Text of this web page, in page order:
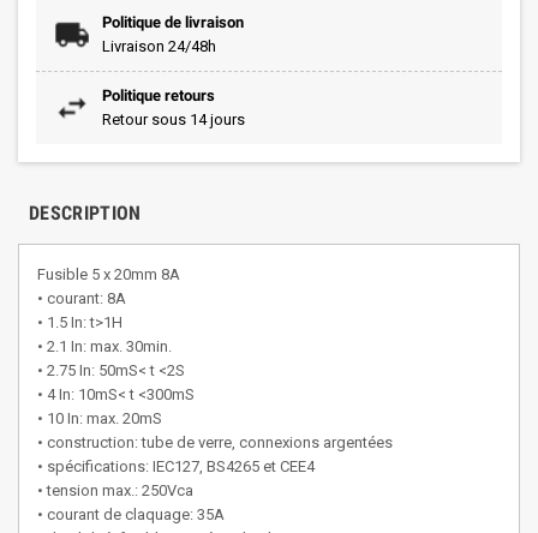
Politique de livraison
Livraison 24/48h
Politique retours
Retour sous 14 jours
DESCRIPTION
Fusible 5 x 20mm 8A
• courant: 8A
• 1.5 In: t>1H
• 2.1 In: max. 30min.
• 2.75 In: 50mS< t <2S
• 4 In: 10mS< t <300mS
• 10 In: max. 20mS
• construction: tube de verre, connexions argentées
• spécifications: IEC127, BS4265 et CEE4
• tension max.: 250Vca
• courant de claquage: 35A